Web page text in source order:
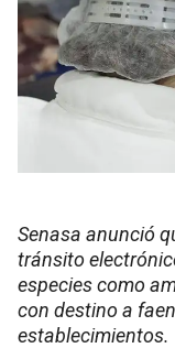
Senasa anunció
tránsito
especies como
con destino a
establecimientos.